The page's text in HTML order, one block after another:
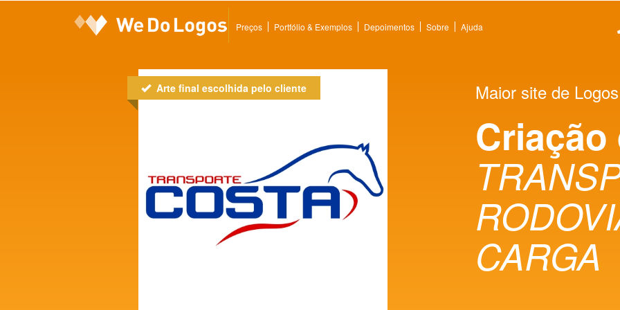
Preços Portfólio & Exemplos Depoimentos Sobre Ajuda
Arte final escolhida pelo cliente Maior site de
Criação
CARGA